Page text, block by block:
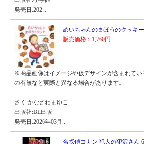
発売日:202...
めいちゃんのまほうのクッキ
販売価格：1,760円
※商品画像はイメージや仮デザインが含まれてい
の有無など実際と異なる場合があります。
さく:かなざわまゆこ
出版社:BL出版
発売日:2026年03月...
名探偵コナン 犯人の犯沢さん